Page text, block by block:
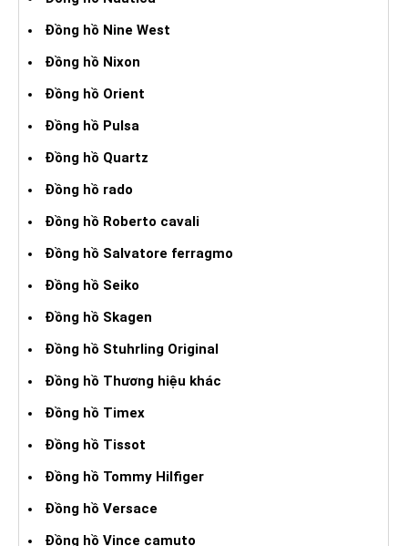
Đồng hồ Nine West
Đồng hồ Nixon
Đồng hồ Orient
Đồng hồ Pulsa
Đồng hồ Quartz
Đồng hồ rado
Đồng hồ Roberto cavali
Đồng hồ Salvatore ferragmo
Đồng hồ Seiko
Đồng hồ Skagen
Đồng hồ Stuhrling Original
Đồng hồ Thương hiệu khác
Đồng hồ Timex
Đồng hồ Tissot
Đồng hồ Tommy Hilfiger
Đồng hồ Versace
Đồng hồ Vince camuto